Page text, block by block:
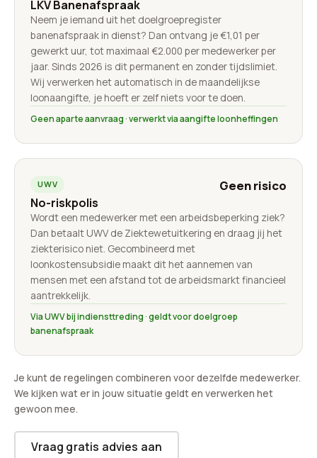
LKV Banenafspraak
Neem je iemand uit het doelgroepregister
banenafspraak in dienst? Dan ontvang je €1,01 per
gewerkt uur, tot maximaal €2.000 per medewerker per
jaar. Sinds 2026 is dit permanent en zonder tijdslimiet.
Wij verwerken het automatisch in de maandelijkse
loonaangifte, je hoeft er zelf niets voor te doen.
Geen aparte aanvraag · verwerkt via aangifte loonheffingen
UWV Geen risico
No-riskpolis
Wordt een medewerker met een arbeidsbeperking ziek?
Dan betaalt UWV de Ziektewetuitkering en draag jij het
ziekterisico niet. Gecombineerd met
loonkostensubsidie maakt dit het aannemen van
mensen met een afstand tot de arbeidsmarkt financieel
aantrekkelijk.
Via UWV bij indiensttreding · geldt voor doelgroep
banenafspraak
Je kunt de regelingen combineren voor dezelfde medewerker.
We kijken wat er in jouw situatie geldt en verwerken het
gewoon mee.
Vraag gratis advies aan